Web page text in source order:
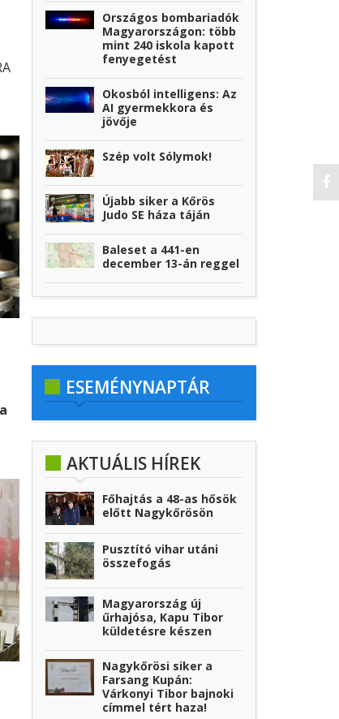
Országos bombariadók
Magyarországon: több
mint 240 iskola kapott
fenyegetést
Okosból intelligens: Az
AI gyermekkora és
jövője
Szép volt Sólymok!
Újabb siker a Kőrös
Judo SE háza táján
Baleset a 441-en
december 13-án reggel
ESEMÉNYNAPTÁR
AKTUÁLIS HÍREK
Főhajtás a 48-as hősök
előtt Nagykőrösön
Pusztító vihar utáni
összefogás
Magyarország új
űrhajósa, Kapu Tibor
küldetésre készen
Nagykőrösi siker a
Farsang Kupán:
Várkonyi Tibor bajnoki
címmel tért haza!